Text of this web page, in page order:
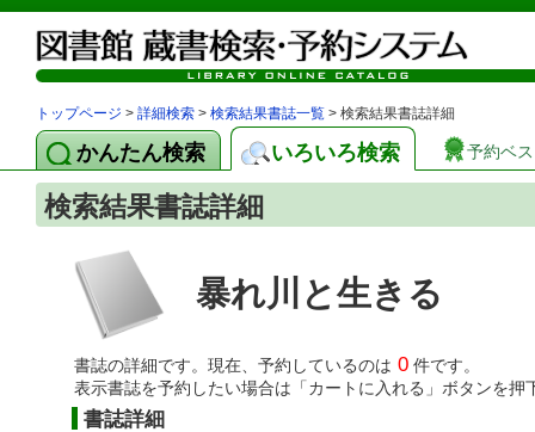
トップページ > 詳細検索 > 検索結果書誌一覧 > 検索結果書誌詳細
かんたん検索 いろいろ検索 予約ベ
検索結果書誌詳細
暴れ川と生きる
書誌の詳細です。現在、予約しているのは 0 件です。
表示書誌を予約したい場合は「カートに入れる」ボタンを押
書誌詳細